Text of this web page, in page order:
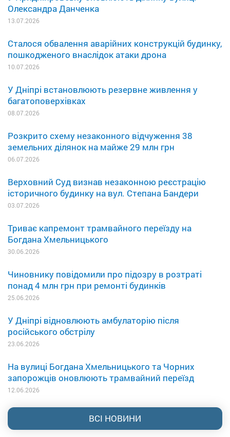
Олександра Данченка
13.07.2026
Сталося обвалення аварійних конструкцій будинку,
пошкодженого внаслідок атаки дрона
10.07.2026
У Дніпрі встановлюють резервне живлення у
багатоповерхівках
08.07.2026
Розкрито схему незаконного відчуження 38
земельних ділянок на майже 29 млн грн
06.07.2026
Верховний Суд визнав незаконною реєстрацію
історичного будинку на вул. Степана Бандери
03.07.2026
Триває капремонт трамвайного переїзду на
Богдана Хмельницького
30.06.2026
Чиновнику повідомили про підозру в розтраті
понад 4 млн грн при ремонті будинків
25.06.2026
У Дніпрі відновлюють амбулаторію після
російського обстрілу
23.06.2026
На вулиці Богдана Хмельницького та Чорних
запорожців оновлюють трамвайний переїзд
12.06.2026
ВСІ НОВИНИ